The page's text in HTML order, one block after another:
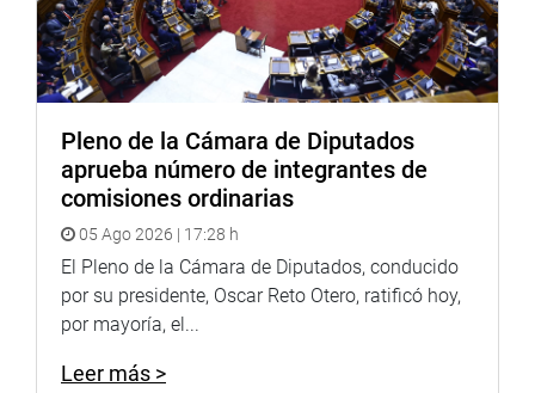
Pleno de la Cámara de Diputados
aprueba número de integrantes de
comisiones ordinarias
05 Ago 2026 | 17:28 h
El Pleno de la Cámara de Diputados, conducido
por su presidente, Oscar Reto Otero, ratificó hoy,
por mayoría, el...
Leer más >